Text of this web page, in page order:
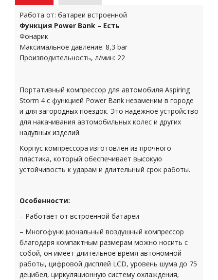
Работа от: батареи встроенной
Функция Power Bank – Есть
Фонарик
Максимальное давление: 8,3 bar
Производительность, л/мин: 22
Портативный компрессор для автомобиля Aspiring
Storm 4 с функцией Power Bank незаменим в городе
и для загородных поездок. Это надежное устройство
для накачивания автомобильных колес и других
надувных изделий.
Корпус компрессора изготовлен из прочного
пластика, который обеспечивает высокую
устойчивость к ударам и длительный срок работы.
Особенности:
– Работает от встроенной батареи
– Многофункциональный воздушный компрессор
благодаря компактным размерам можно носить с
собой, он имеет длительное время автономной
работы, цифровой дисплей LCD, уровень шума до 75
децибел, циркуляционную систему охлаждения,